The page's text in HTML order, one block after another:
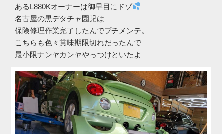
あるL880Kオーナーは御早目にドゾ
名古屋の黒デタチャ園児は
保険修理作業完了したんでプチメンテ。
こちらも色々賞味期限切れだったんで
最小限ナンヤカンヤやっつけといたよ